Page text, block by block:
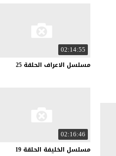
02:14:55
مسلسل الاعراف الحلقة 25
02:16:46
مسلسل الخليفة الحلقة 19